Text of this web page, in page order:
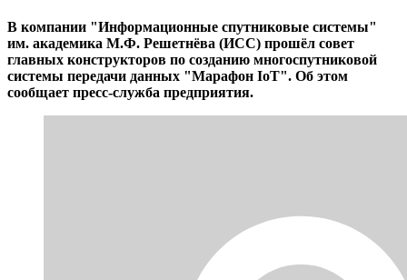
В компании "Информационные спутниковые системы"
им. академика М.Ф. Решетнёва (ИСС) прошёл совет
главных конструкторов по созданию многоспутниковой
системы передачи данных "Марафон IoT". Об этом
сообщает пресс-служба предприятия.